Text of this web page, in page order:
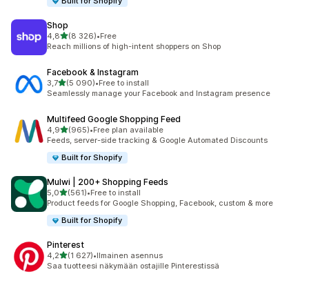
Shop
4,8/ 5 tähteä
(8 326)
8326 arvostelua yhteensä
•Free
Reach millions of high-intent shoppers on Shop
Facebook & Instagram
3,7/ 5 tähteä
(5 090)
5090 arvostelua yhteensä
•Free to install
Seamlessly manage your Facebook and Instagram presence
Multifeed Google Shopping Feed
4,9/ 5 tähteä
(965)
965 arvostelua yhteensä
•Free plan available
Feeds, server-side tracking & Google Automated Discounts
Built for Shopify
Mulwi | 200+ Shopping Feeds
5,0/ 5 tähteä
(561)
561 arvostelua yhteensä
•Free to install
Product feeds for Google Shopping, Facebook, custom & more
Built for Shopify
Pinterest
4,2/ 5 tähteä
(1 627)
1627 arvostelua yhteensä
•Ilmainen asennus
Saa tuotteesi näkymään ostajille Pinterestissä